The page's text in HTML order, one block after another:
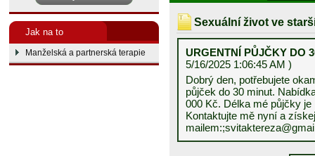
Jak na to
Manželská a partnerská terapie
Sexuální život ve
URGENTNÍ PŮJČKY DO
5/16/2025 1:06:45 AM )
Dobrý den, potřebujete
půjček do 30 minut.
000 Kč. Délka mé půjčky
Kontaktujte mě nyní a